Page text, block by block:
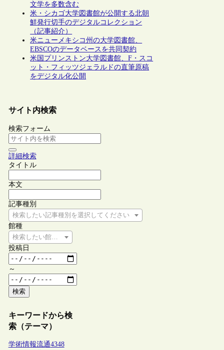
文学を多数含む
米・シカゴ大学図書館が公開する北朝
鮮発行切手のデジタルコレクション
（記事紹介）
米ニューメキシコ州の大学図書館、
EBSCOのデータベースを共同契約
米国プリンストン大学図書館、F・スコ
ット・フィッツジェラルドの直筆原稿
をデジタル化公開
サイト内検索
検索フォーム
詳細検索
タイトル
本文
記事種別
検索したい記事種別を選択してください
館種
検索したい館種を選択してください
投稿日
～
検索
キーワードから検
索（テーマ）
学術情報流通4348